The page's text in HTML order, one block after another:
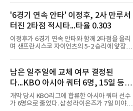
경기에서 덕수고는 1회 5점, 2회 3점, 3회 10점
으로 18-0을 만든 뒤 4회 21점, 5회 3점을 보탰
다. 팀 안타 34개, 볼넷 12개를 기록했다.7번 타
자 유격수 홍주용은 4회 홈런 2개를 포함해 6타
수 6안타 3타점 4득점을 올렸고, 조원빈은 6타
수 6안타 5타점, 박종혁은 5타수 5안타 3타점을
남겼다. 선발 최희성은 5이닝 2피안타 무사사구
20안타 21실점했다.덕수고는 지난 4월 신세계
이마트배와 지난달 대통령배를
'6경기 연속 안타' 이정후, 2사 만루서
터진 2타점 적시타...타율 0.303
이정후가 6경기 연속 안타와 함께 2타점을 올리
며 샌프란시스코 자이언츠의 5-2 승리에 앞장섰
오라클파크에서 열린 2026 MLB 디트로이트 타
이거스전에 2번 타자 우익수로 선발 출전해 3타
수 1안타 1볼넷 2타점 1득점을 기록했다. 시즌
타율은 0.303(402타수 122안타). 1회말 1사에서
상대 선발 카이더 몬테로에게 볼넷을 골라 나간
뒤 라파엘 데버스의 중월 홈런 때 득점했고, 2-2
이던 2회말 2사 만루에서는 몬테로의 3구째 낮
남은 일주일에 교체 여부 결정된
다...KBO 아시아 쿼터 6명, 15일 등록
시한이 분수령
개막 당시 KBO리그에 합류한 아시아 쿼터 선수
가 6명으로 줄었다. 삼성 라이온즈가 7일 미야지